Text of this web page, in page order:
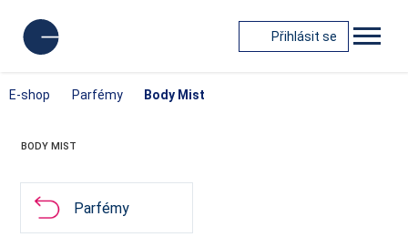
Přihlásit se
E-shop Parfémy Body Mist
BODY MIST
Parfémy